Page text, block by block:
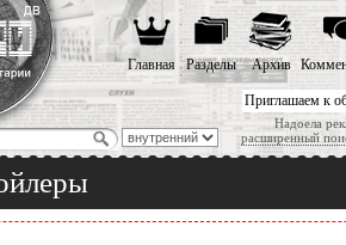
Приглашаем к
Надоела
расширенный
Главная Разделы Архив